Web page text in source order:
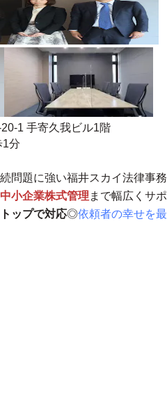
1 手寄久我ビル1階
1分
問題に強い福井スカイ法律事務
中小企業株式管理 まで幅広くサポ
ップで対応◎依頼者の幸せを最